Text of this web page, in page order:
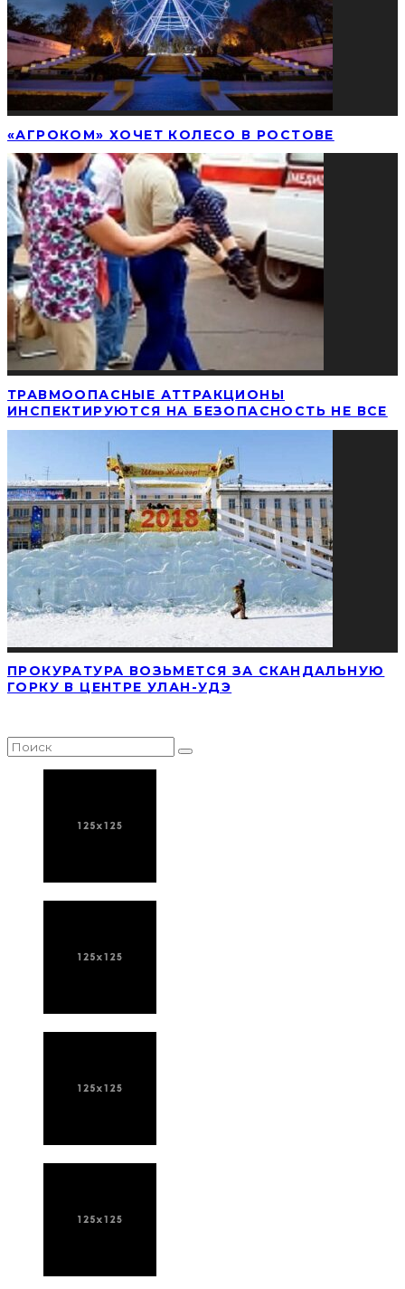
«АГРОКОМ» ХОЧЕТ КОЛЕСО В РОСТОВЕ
ТРАВМООПАСНЫЕ АТТРАКЦИОНЫ
ИНСПЕКТИРУЮТСЯ НА БЕЗОПАСНОСТЬ НЕ ВСЕ
ПРОКУРАТУРА ВОЗЬМЕТСЯ ЗА СКАНДАЛЬНУЮ
ГОРКУ В ЦЕНТРЕ УЛАН-УДЭ